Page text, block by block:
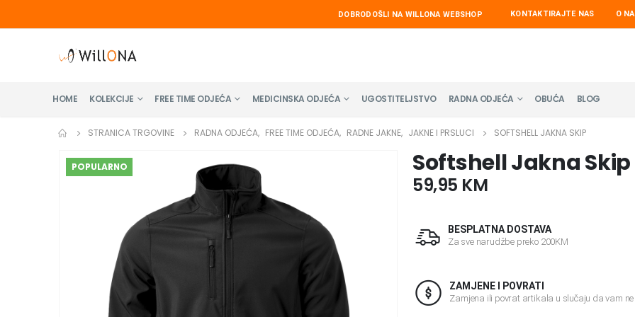
DOBRODOŠLI NA WILLONA WEBSHOP KONTAKTIRAJTE NAS O
HOME KOLEKCIJE FREE TIME ODJEĆA MEDICINSKA ODJEĆA UGOSTITELJSTVO RADNA ODJEĆA OBUĆA BLOG
STRANICA TRGOVINE RADNA ODJEĆA, FREE TIME ODJEĆA, RADNE JAKNE, JAKNE I PRSLUCI SOFTSHELL JAKNA SKIP
POPULARNO Softshell Jakna Skip
59,95 KM
BESPLATNA DOSTAVA
Za sve narudžbe preko 200KM
ZAMJENE I POVRATI
Zamjena ili povrat artikala u slučaju da vam